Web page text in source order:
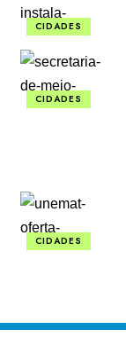
CIDADES
CIDADES
CIDADES